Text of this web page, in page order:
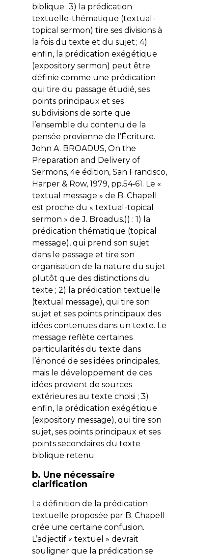
biblique ; 3) la prédication
textuelle-thématique (textual-
topical sermon) tire ses divisions à
la fois du texte et du sujet ; 4)
enfin, la prédication exégétique
(expository sermon) peut être
définie comme une prédication
qui tire du passage étudié, ses
points principaux et ses
subdivisions de sorte que
l’ensemble du contenu de la
pensée provienne de l’Écriture.
John A. BROADUS, On the
Preparation and Delivery of
Sermons, 4e édition, San Francisco,
Harper & Row, 1979, pp.54‑61. Le «
textual message » de B. Chapell
est proche du « textual-topical
sermon » de J. Broadus.)) : 1) la
prédication thématique (topical
message), qui prend son sujet
dans le passage et tire son
organisation de la nature du sujet
plutôt que des distinctions du
texte ; 2) la prédication textuelle
(textual message), qui tire son
sujet et ses points principaux des
idées contenues dans un texte. Le
message reflète certaines
particularités du texte dans
l’énoncé de ses idées principales,
mais le développement de ces
idées provient de sources
extérieures au texte choisi ; 3)
enfin, la prédication exégétique
(expository message), qui tire son
sujet, ses points principaux et ses
points secondaires du texte
biblique retenu.
b. Une nécessaire
clarification
La définition de la prédication
textuelle proposée par B. Chapell
crée une certaine confusion.
L’adjectif « textuel » devrait
souligner que la prédication se